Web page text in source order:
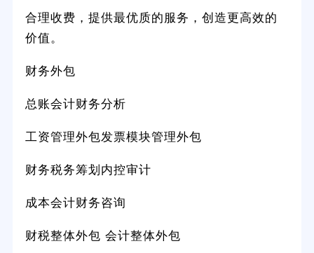
合理收费，提供最优质的服务，创造更高效的
价值。
财务外包
总账会计财务分析
工资管理外包发票模块管理外包
财务税务筹划内控审计
成本会计财务咨询
财税整体外包 会计整体外包